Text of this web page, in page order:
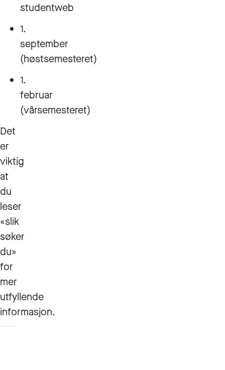
studentweb
1.
september
(høstsemesteret)
1.
februar
(vårsemesteret)
Det
er
viktig
at
du
leser
«slik
søker
du»
for
mer
utfyllende
informasjon.